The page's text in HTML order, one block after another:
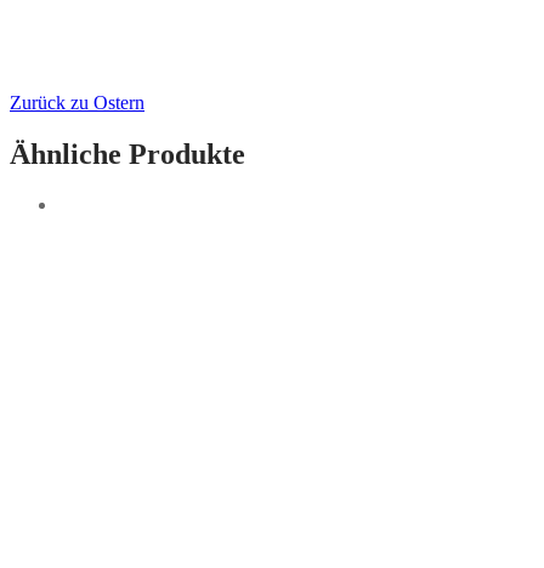
Zurück zu Ostern
Ähnliche Produkte